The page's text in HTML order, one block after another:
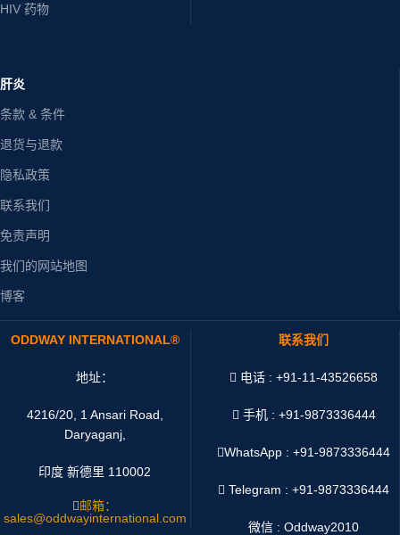
HIV 药物
肝炎
条款 & 条件
退货与退款
隐私政策
联系我们
免责声明
我们的网站地图
博客
ODDWAY INTERNATIONAL®
地址：
4216/20, 1 Ansari Road,
Daryaganj,
印度 新德里 110002
邮箱：
sales@oddwayinternational.com
联系我们
电话 : +91-11-43526658
手机 : +91-9873336444
WhatsApp :+91-9873336444
Telegram : +91-9873336444
微信 : Oddway2010